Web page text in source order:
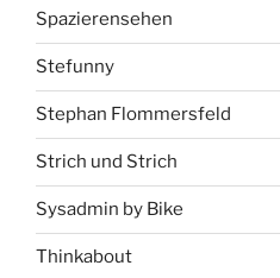
Spazierensehen
Stefunny
Stephan Flommersfeld
Strich und Strich
Sysadmin by Bike
Thinkabout